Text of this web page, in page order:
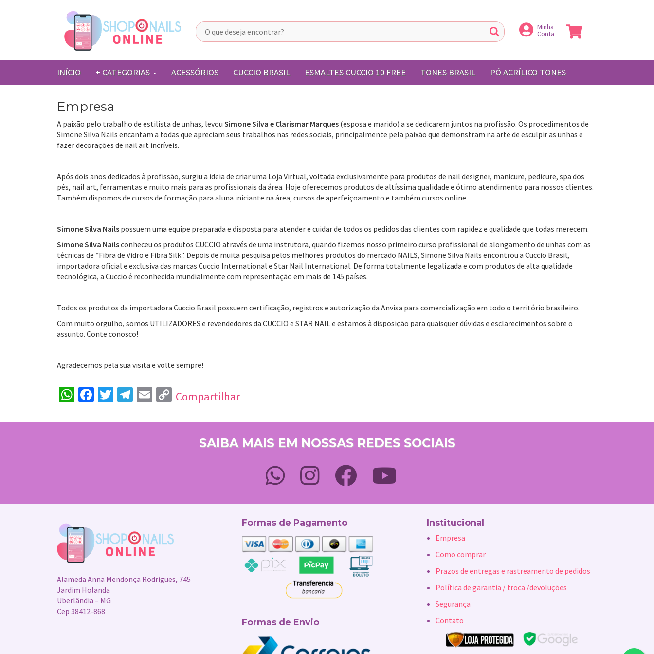
Pular para o conteúdo
Minha
Conta
INÍCIO + CATEGORIAS ACESSÓRIOS CUCCIO BRASIL ESMALTES CUCCIO 10 FREE TONES BRASIL PÓ ACRÍLICO TONES
Empresa
A paixão pelo trabalho de estilista de unhas, levou Simone Silva e Clarismar Marques (esposa e marido) a se dedicarem juntos na profissão. Os procedimentos de
Simone Silva Nails encantam a todas que apreciam seus trabalhos nas redes sociais, principalmente pela paixão que demonstram na arte de esculpir as unhas e
fazer decorações de nail art incríveis.
Após dois anos dedicados à profissão, surgiu a ideia de criar uma Loja Virtual, voltada exclusivamente para produtos de nail designer, manicure, pedicure, spa dos
pés, nail art, ferramentas e muito mais para as profissionais da área. Hoje oferecemos produtos de altíssima qualidade e ótimo atendimento para nossos clientes.
Também dispomos de cursos de formação para aluna iniciante na área, cursos de aperfeiçoamento e também cursos online.
Simone Silva Nails possuem uma equipe preparada e disposta para atender e cuidar de todos os pedidos das clientes com rapidez e qualidade que todas merecem.
Simone Silva Nailsconheceu os produtos CUCCIO através de uma instrutora, quando fizemos nosso primeiro curso profissional de alongamento de unhas com as
técnicas de “Fibra de Vidro e Fibra Silk”. Depois de muita pesquisa pelos melhores produtos do mercado NAILS, Simone Silva Nails encontrou a Cuccio Brasil,
importadora oficial e exclusiva das marcas Cuccio International e Star Nail International. De forma totalmente legalizada e com produtos de alta qualidade
tecnológica, a Cuccio é reconhecida mundialmente com representação em mais de 145 países.
Todos os produtos da importadora Cuccio Brasil possuem certificação, registros e autorização da Anvisa para comercialização em todo o território brasileiro.
Com muito orgulho, somos UTILIZADORES e revendedores da CUCCIO e STAR NAIL e estamos à disposição para quaisquer dúvidas e esclarecimentos sobre o
assunto. Conte conosco!
Agradecemos pela sua visita e volte sempre!
Wh
Ap
Fac
oo
Tw
er
Tel
am
Em Co
Lin
Compartilhar
SAIBA MAIS EM NOSSAS REDES SOCIAIS
Alameda Anna Mendonça Rodrigues, 745
Jardim Holanda
Uberlândia – MG
Cep 38412-868
Formas de Pagamento
Formas de Envio
Institucional
Empresa
Como comprar
Prazos de entregas e rastreamento de pedidos
Política de garantia / troca /devoluções
Segurança
Contato